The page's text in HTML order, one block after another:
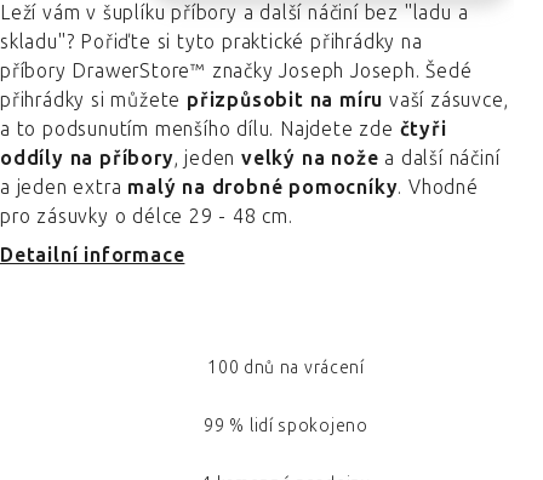
Leží vám v šuplíku příbory a další náčiní bez "ladu a
skladu"? Pořiďte si tyto praktické přihrádky na
příbory DrawerStore™ značky Joseph Joseph. Šedé
přihrádky si můžete přizpůsobit na míru vaší zásuvce,
a to podsunutím menšího dílu. Najdete zde čtyři
oddíly na příbory, jedenvelký na nože a další náčiní
a jeden extra malý na drobné pomocníky. Vhodné
pro zásuvky o délce 29 - 48 cm.
Detailní informace
100 dnů na vrácení
99 % lidí spokojeno